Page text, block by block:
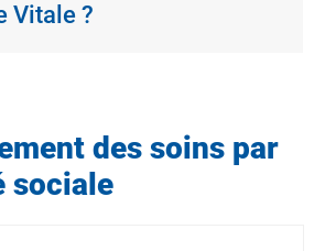
Vitale ?
des soins par
sociale